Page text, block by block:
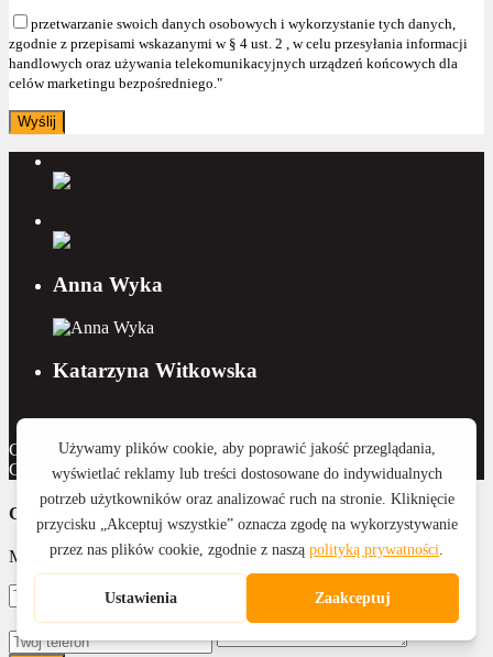
przetwarzanie swoich danych osobowych i wykorzystanie tych danych,
zgodnie z przepisami wskazanymi w § 4 ust. 2 , w celu przesyłania informacji
handlowych oraz używania telekomunikacyjnych urządzeń końcowych dla
celów marketingu bezpośredniego."
Anna Wyka
Katarzyna Witkowska
Copyright 2015 - 2026 Royal Home Nieruchomości | Wykonanie:
CreativeOne
Contact Us
Masz pytanie? Napisz do nas